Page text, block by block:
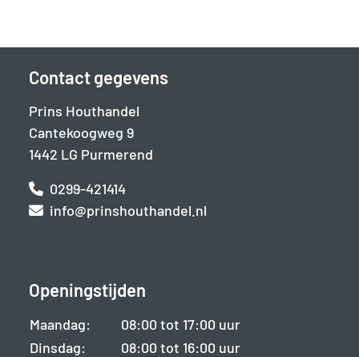
Contact gegevens
Prins Houthandel
Cantekoogweg 9
1442 LG Purmerend
0299-421414
info@prinshouthandel.nl
Openingstijden
Maandag:
08:00 tot 17:00 uur
Dinsdag:
08:00 tot 16:00 uur